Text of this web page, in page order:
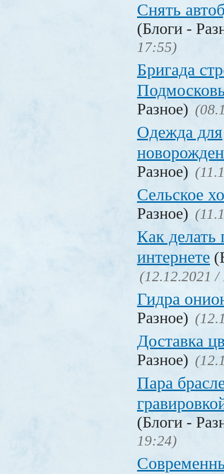
Снять
(Блоги -
17:55)
Бригада
Разное)
Одежда для
Разное)
Сельское
Разное)
Как делать
интернете
(12.12.2021 /
Гидра
Разное)
Доставка
Разное)
Пара
(Блоги -
19:24)